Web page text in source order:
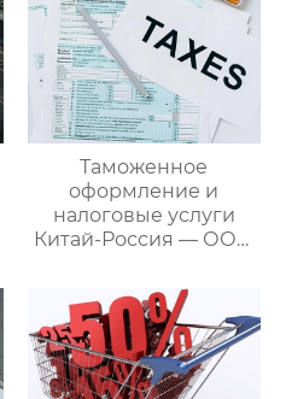
Таможенное
оформление и
налоговые услуги
Китай-Россия — ООО
международными
цепями поставок